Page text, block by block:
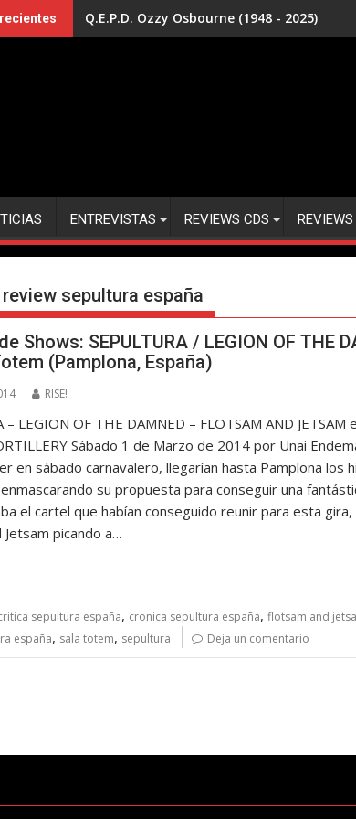
Q.E.P.D. Ozzy Osbourne (1948 - 2025)
ENTREVISTAS REVIEWS CDS
review sepultura españa
Shows: SEPULTURA / LEGION OF THE
(Pamplona, España)
RISE!
– LEGION OF THE DAMNED – FLOTSAM AND
Sábado 1 de Marzo de 2014 por Unai
en sábado carnavalero, llegarían hasta Pamplona los
su propuesta para conseguir una
el cartel que habían conseguido reunir para esta
Jetsam picando a…
sepultura españa, cronica sepultura españa, flotsam and
españa, sala totem, sepultura Deja un comentario